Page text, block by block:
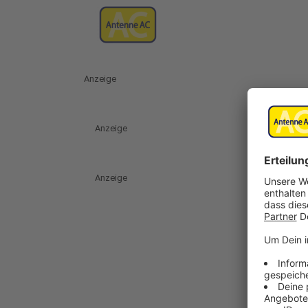
Anzeige
Anzeige
Anzeige